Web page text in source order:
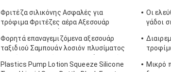
Φριτέζα σιλικόνης Ασφαλές για
τρόφιμα Φριτέζες αέρα Αξεσουάρ
χαρτιού επένδυσης περγαμηνής
Φορητά επαναγεμιζόμενα αξεσουάρ
ταξιδιού Σαμπουάν λοσιόν πλυσίματος
σωλήνα σιλικόνης με καπάκι
Plastics Pump Lotion Squeeze Silicone
Οι
γάδοι
μωρών
Μικρό